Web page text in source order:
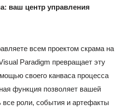
ваш центр управления
всем проектом скрама на
Paradigm превращает эту
своего канваса процесса
функция позволяет вашей
все роли, события и артефакты